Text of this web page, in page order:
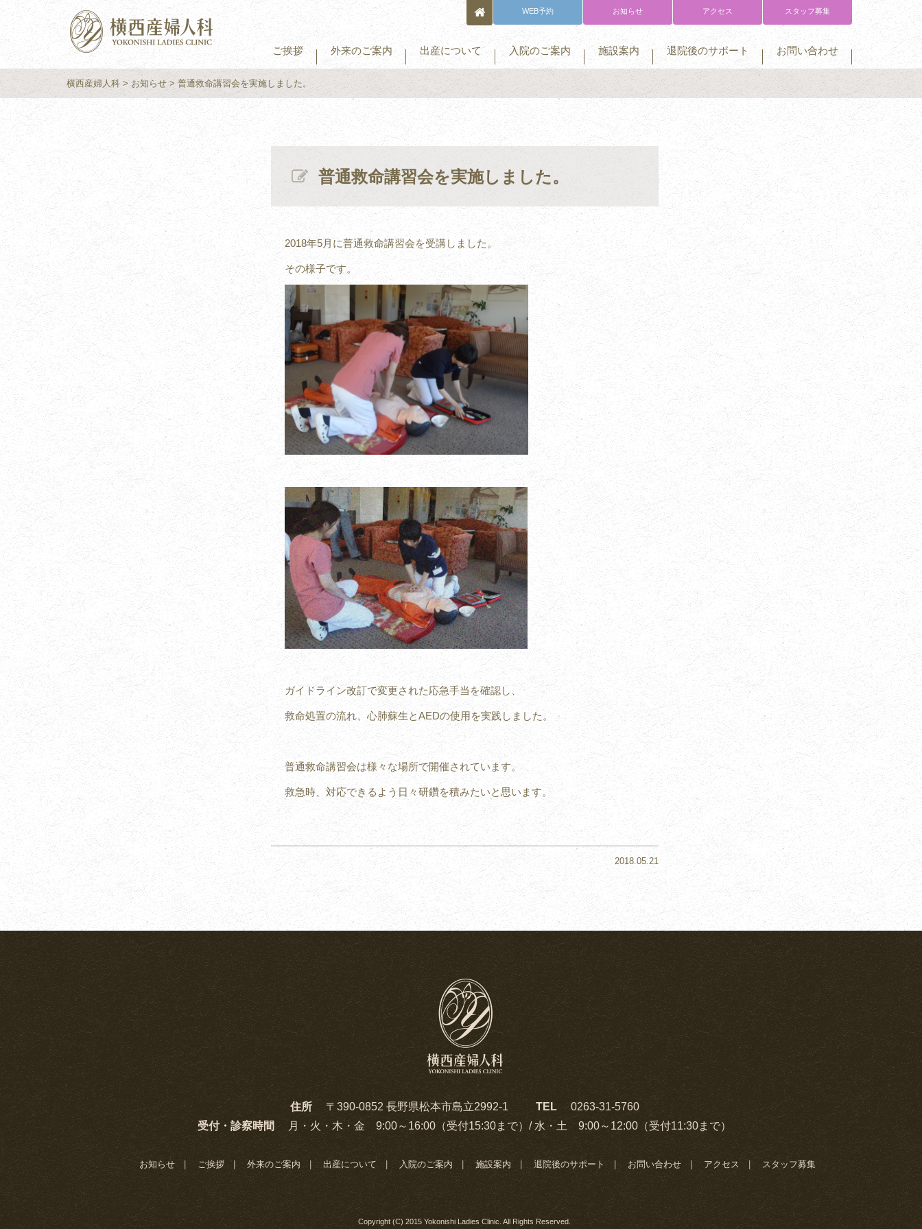
WEB予約 お知らせ アクセス スタッフ募集
ご挨拶 外来のご案内 出産について 入院のご案内 施設案内 退院後のサポート お問い合わせ
横西産婦人科 > お知らせ > 普通救命講習会を実施しました。
普通救命講習会を実施しました。
2018年5月に普通救命講習会を受講しました。
その様子です。
ガイドライン改訂で変更された応急手当を確認し、
救命処置の流れ、心肺蘇生とAEDの使用を実践しました。
普通救命講習会は様々な場所で開催されています。
救急時、対応できるよう日々研鑽を積みたいと思います。
2018.05.21
住所 〒390-0852 長野県松本市島立2992-1 TEL
0263-31-5760
受付・診察時間
月・火・木・金 9:00～16:00（受付15:30まで）/ 水・土 9:00～12:00（受付11:30まで）
お知らせ ご挨拶 外来のご案内 出産について 入院のご案内 施設案内 退院後のサポート お問い合わせ アクセス スタッフ募集
Copyright (C) 2015 Yokonishi Ladies Clinic. All Rights Reserved.